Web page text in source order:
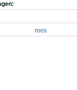
roos